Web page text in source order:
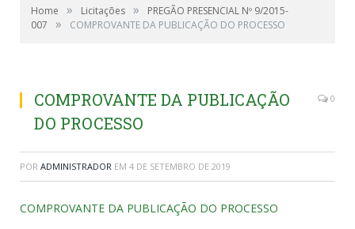
Home » Licitações »
PREGÃO PRESENCIAL Nº 9/2015-
007
» COMPROVANTE DA PUBLICAÇÃO DO PROCESSO
COMPROVANTE DA PUBLICAÇÃO
DO PROCESSO
0
POR ADMINISTRADOR EM 4 DE SETEMBRO DE 2019
COMPROVANTE DA PUBLICAÇÃO DO PROCESSO